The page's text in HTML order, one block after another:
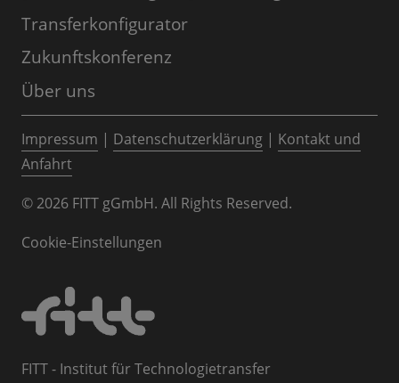
Transferkonfigurator
Zukunftskonferenz
Über uns
Impressum | Datenschutzerklärung | Kontakt und
Anfahrt
© 2026 FITT gGmbH. All Rights Reserved.
Cookie-Einstellungen
FITT - Institut für Technologietransfer